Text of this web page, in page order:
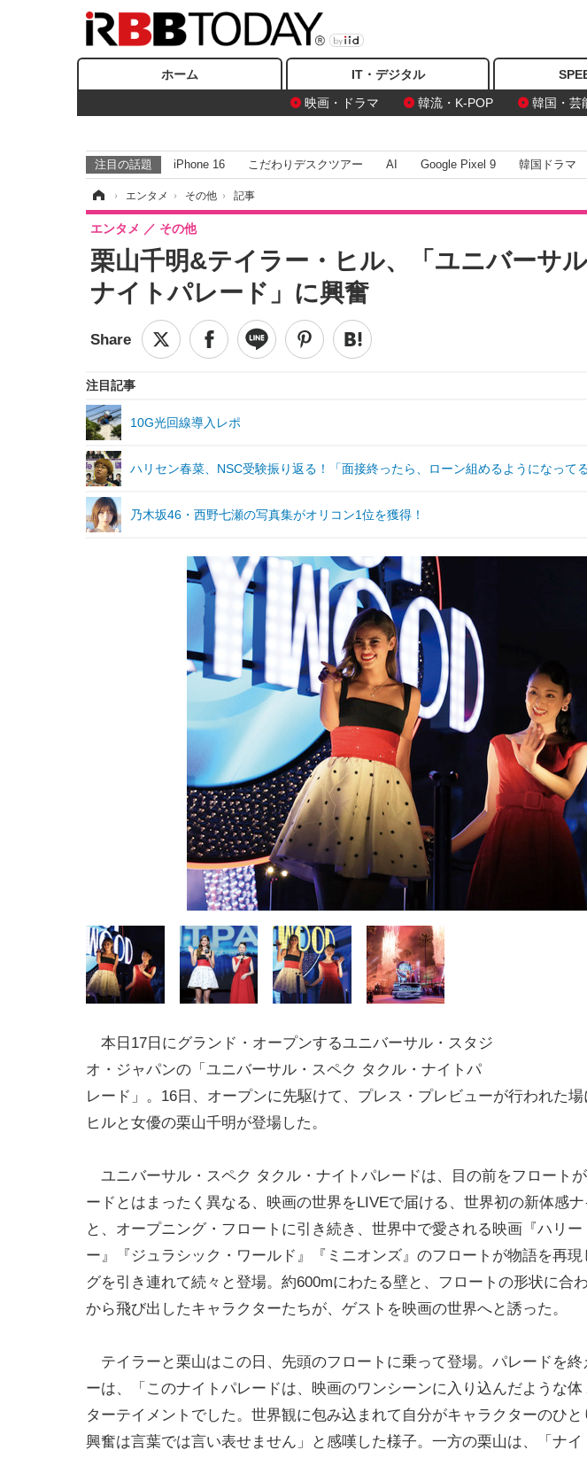
ホーム IT・デジタル
映画・ドラマ
韓流・K-POP 韓国・芸
注目の話題 iPhone 16 こだわりデスクツアー AI Google Pixel 9 韓国ドラマ
› エンタメ › その他 › 記事
栗山千明&テイラー・ヒル、「ユニバーサ
ナイトパレード」に興奮
エンタメ その他
注目記事
10G光回線導入レポ
ハリセン春菜、NSC受験振り返る！「面接終ったら、ローン組めるようになってる
乃木坂46・西野七瀬の写真集がオリコン1位を獲得！
本日17日にグランド・オープンするユニバーサル・スタジ
オ・ジャパンの「ユニバーサル・スペク タクル・ナイトパ
レード」。16日、オープンに先駆けて、プレス・プレビューが行われた
ヒルと女優の栗山千明が登場した。
ユニバーサル・スペク タクル・ナイトパレードは、目の前をフロート
ードとはまったく異なる、映画の世界をLIVEで届ける、世界初の新体感
と、オープニング・フロートに引き続き、世界中で愛される映画『ハリ
ー』『ジュラシック・ワールド』『ミニオンズ』のフロートが物語を再
グを引き連れて続々と登場。約600mにわたる壁と、フロートの形状に合
から飛び出したキャラクターたちが、ゲストを映画の世界へと誘った。
テイラーと栗山はこの日、先頭のフロートに乗って登場。パレードを終
ーは、「このナイトパレードは、映画のワンシーンに入り込んだような
ターテイメントでした。世界観に包み込まれて自分がキャラクターのひ
興奮は言葉では言い表せません」と感嘆した様子。一方の栗山は、「ナ